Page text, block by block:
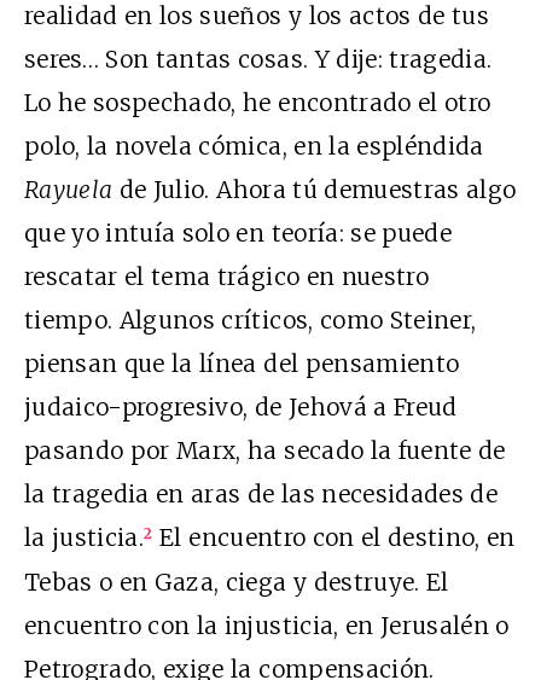
realidad en los sueños y los actos de tus
seres… Son tantas cosas. Y dije: tragedia.
Lo he sospechado, he encontrado el otro
polo, la novela cómica, en la espléndida
Rayuela de Julio. Ahora tú demuestras algo
que yo intuía solo en teoría: se puede
rescatar el tema trágico en nuestro
tiempo. Algunos críticos, como Steiner,
piensan que la línea del pensamiento
judaico-progresivo, de Jehová a Freud
pasando por Marx, ha secado la fuente de
la tragedia en aras de las necesidades de
la justicia.2 El encuentro con el destino, en
Tebas o en Gaza, ciega y destruye. El
encuentro con la injusticia, en Jerusalén o
Petrogrado, exige la compensación.